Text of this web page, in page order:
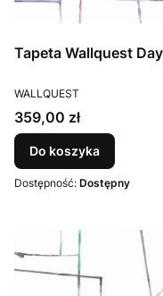
Tapeta Wallquest
PRODUCENT
WALLQUEST
Cena
359,00 zł
Do koszyka
Dostępność: Dostępny